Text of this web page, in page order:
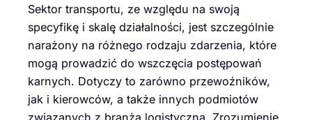
Sektor transportu, ze względu na swoją
specyfikę i skalę działalności, jest szczególnie
narażony na różnego rodzaju zdarzenia, które
mogą prowadzić do wszczęcia postępowań
karnych. Dotyczy to zarówno przewoźników,
jak i kierowców, a także innych podmiotów
związanych z branżą logistyczną. Zrozumienie